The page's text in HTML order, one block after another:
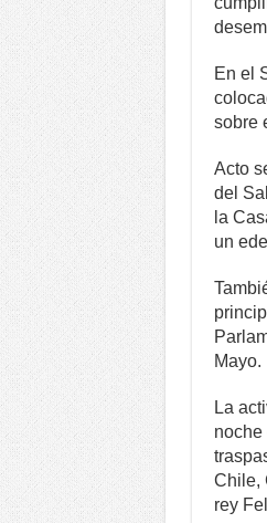
En el
sobre
Acto
del
la
un
Mayo.
La
noche
Chile,
rey